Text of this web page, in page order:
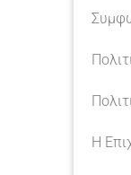
Η